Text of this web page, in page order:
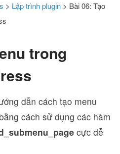
> Lập trình plugin > Bài 06: Tạo
trong
dẫn cách tạo menu
cách sử dụng các hàm
cực dễ